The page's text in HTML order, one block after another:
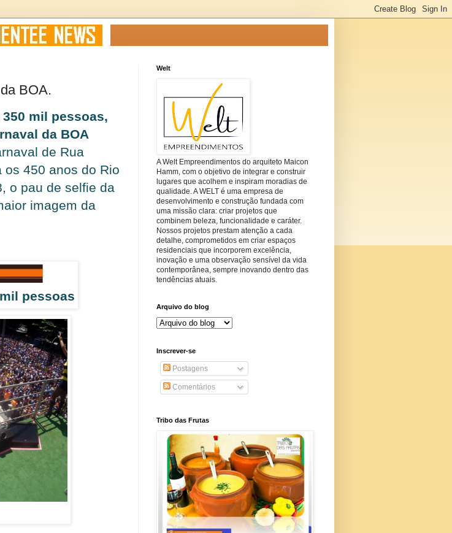
BOA.
mil pessoas,
da BOA
de Rua
os 450 anos do Rio
o pau de selfie da
imagem da
pessoas
Welt
A Welt Empreendimentos do arquiteto Maicon
Hamm, com o objetivo de integrar e construir
lugares que acolhem e inspiram moradias de
qualidade. A WELT é uma empresa de
desenvolvimento e construção fundada com
uma missão clara: criar projetos que
combinem beleza, funcionalidade e caráter.
Nossos projetos prestam atenção a cada
detalhe, comprometidos em criar espaços
residenciais que incorporem excelência,
inovação e uma observação sensível da vida
contemporânea, sempre inovando dentro das
tendências atuais.
Arquivo do blog
Inscrever-se
Postagens
Comentários
Tribo das Frutas